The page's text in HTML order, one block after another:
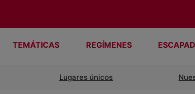
TEMÁTICAS REGÍMENES
Lugares únicos